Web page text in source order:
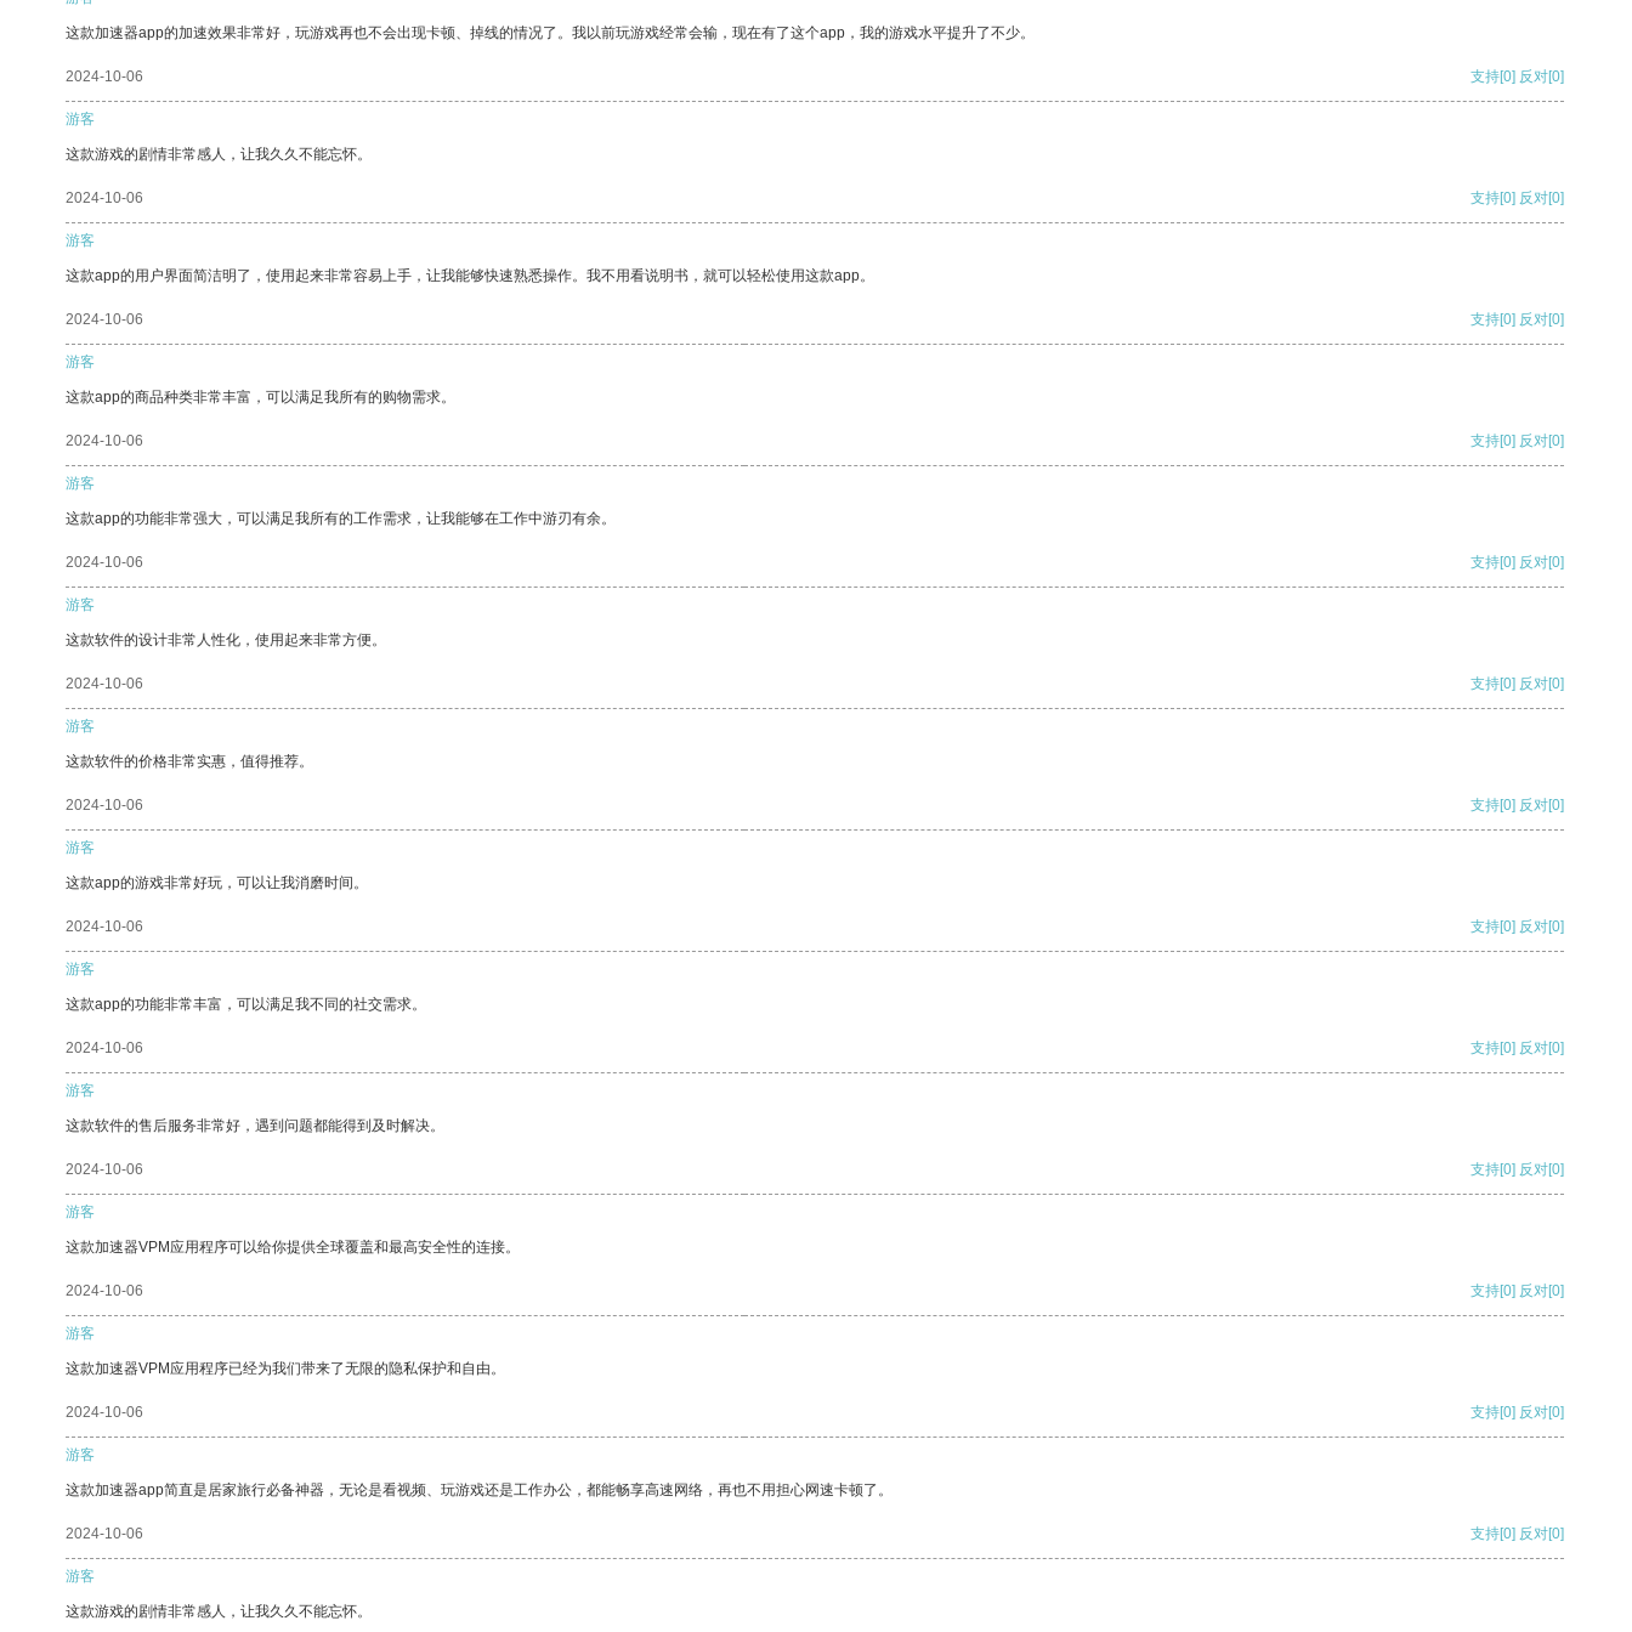
这款加速器app的加速效果非常好，玩游戏再也不会出现卡顿、掉线的情况了。我以前玩游戏经常会输，现在有了这个app，我的游戏水平提升了不少。
2024-10-06 支持[0] 反对[0]
游客
这款游戏的剧情非常感人，让我久久不能忘怀。
2024-10-06 支持[0] 反对[0]
游客
这款app的用户界面简洁明了，使用起来非常容易上手，让我能够快速熟悉操作。我不用看说明书，就可以轻松使用这款app。
2024-10-06 支持[0] 反对[0]
游客
这款app的商品种类非常丰富，可以满足我所有的购物需求。
2024-10-06 支持[0] 反对[0]
游客
这款app的功能非常强大，可以满足我所有的工作需求，让我能够在工作中游刃有余。
2024-10-06 支持[0] 反对[0]
游客
这款软件的设计非常人性化，使用起来非常方便。
2024-10-06 支持[0] 反对[0]
游客
这款软件的价格非常实惠，值得推荐。
2024-10-06 支持[0] 反对[0]
游客
这款app的游戏非常好玩，可以让我消磨时间。
2024-10-06 支持[0] 反对[0]
游客
这款app的功能非常丰富，可以满足我不同的社交需求。
2024-10-06 支持[0] 反对[0]
游客
这款软件的售后服务非常好，遇到问题都能得到及时解决。
2024-10-06 支持[0] 反对[0]
游客
这款加速器VPM应用程序可以给你提供全球覆盖和最高安全性的连接。
2024-10-06 支持[0] 反对[0]
游客
这款加速器VPM应用程序已经为我们带来了无限的隐私保护和自由。
2024-10-06 支持[0] 反对[0]
游客
这款加速器app简直是居家旅行必备神器，无论是看视频、玩游戏还是工作办公，都能畅享高速网络，再也不用担心网速卡顿了。
2024-10-06 支持[0] 反对[0]
游客
这款游戏的剧情非常感人，让我久久不能忘怀。